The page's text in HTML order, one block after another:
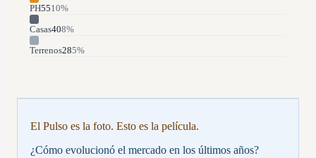
PH5510%
Casas408%
Terrenos285%
El Pulso es la foto. Esto es la película.
¿Cómo evolucionó el mercado en los últimos años?